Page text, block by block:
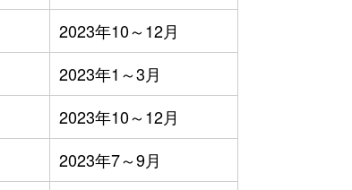
2023年10～12月
2023年1～3月
2023年10～12月
2023年7～9月